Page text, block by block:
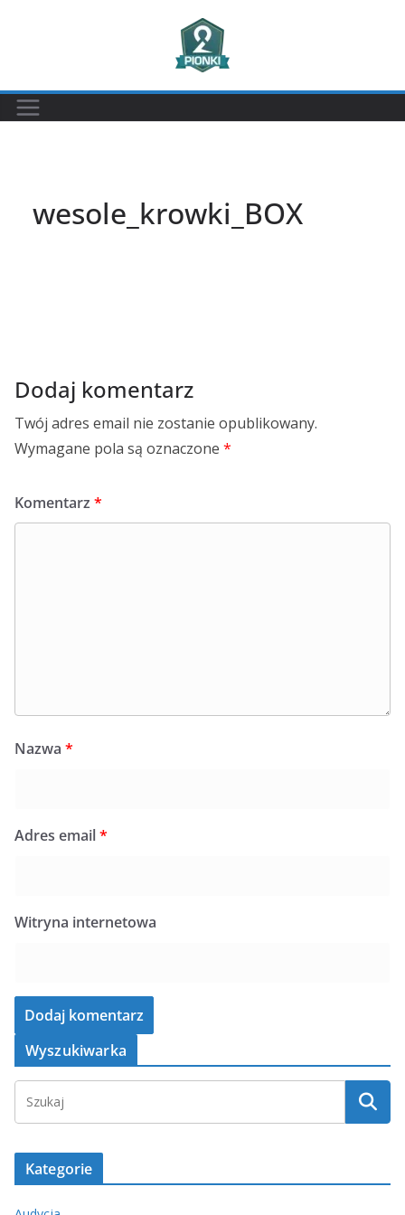
wesole_krowki_BOX
Dodaj komentarz
Twój adres email nie zostanie opublikowany.
Wymagane pola są oznaczone *
Komentarz *
Nazwa *
Adres email*
Witryna internetowa
Wyszukiwarka
Kategorie